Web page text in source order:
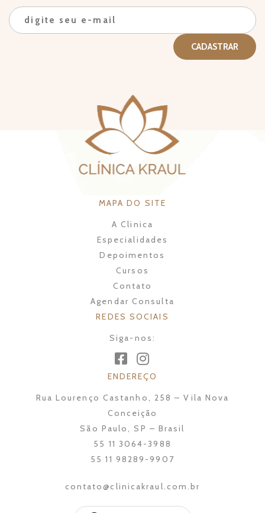
MAPA DO SITE
A Clinica
Especialidades
Depoimentos
Cursos
Contato
Agendar Consulta
REDES SOCIAIS
Siga-nos:
ENDEREÇO
Rua Lourenço Castanho, 258 – Vila Nova
Conceição
São Paulo, SP – Brasil
55 11 3064-3988
55 11 98289-9907
contato@clinicakraul.com.br